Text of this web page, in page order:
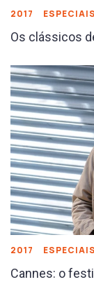
2017 ESPECIAIS
Os clássicos
2017 ESPECIAIS
Cannes: o